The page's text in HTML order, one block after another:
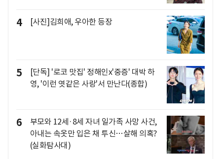
4 [사진]김희애, 우아한 등장
5
[단독] '로코 맛집' 정해인x'중증' 대박 하
영, '이런 엿같은 사랑'서 만난다(종합)
6
부모와 12세·8세 자녀 일가족 사망 사건,
아내는 속옷만 입은 채 투신…살해 의혹?
(실화탐사대)